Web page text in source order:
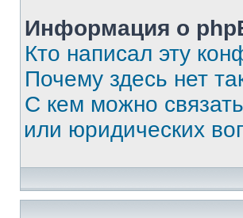
Информация о
Кто написал эту
Почему здесь нет
С кем можно
или юридических